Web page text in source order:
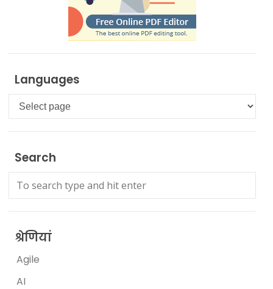
Languages
Languages
Search
श्रेणियां
Agile
AI